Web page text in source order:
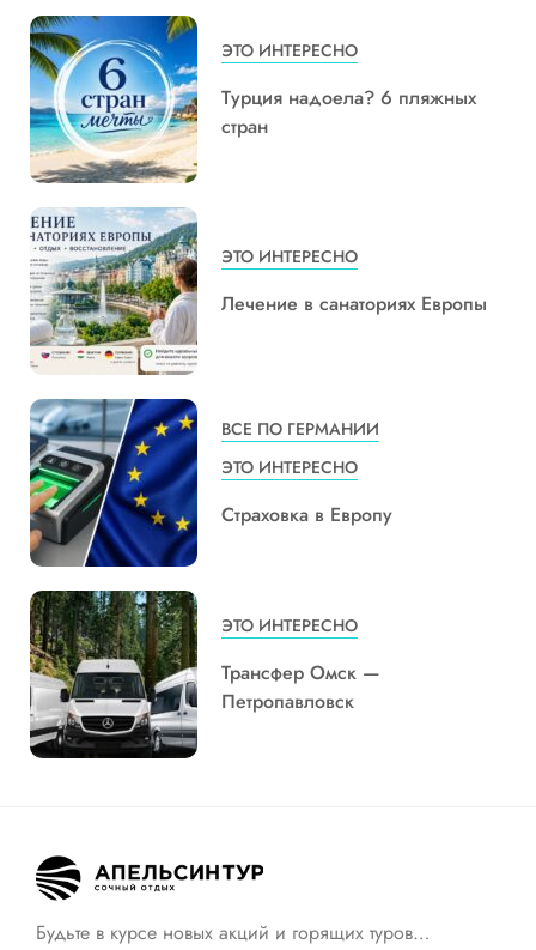
ЭТО ИНТЕРЕСНО
Турция надоела? 6 пляжных
стран
ЭТО ИНТЕРЕСНО
Лечение в санаториях Европы
ВСЕ ПО ГЕРМАНИИ
ЭТО ИНТЕРЕСНО
Страховка в Европу
ЭТО ИНТЕРЕСНО
Трансфер Омск —
Петропавловск
Будьте в курсе новых акций и горящих туров…